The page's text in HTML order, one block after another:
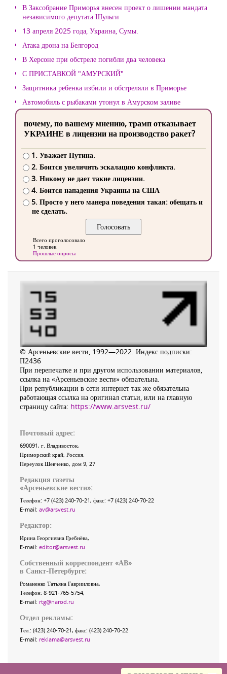
В Заксобрание Приморья внесен проект о лишении мандата
независимого депутата Шульги
13 апреля 2025 года, Украина, Сумы.
Атака дрона на Белгород
В Херсоне при обстреле погибли два человека
С ПРИСТАВКОЙ "АМУРСКИЙ"
Защитника ребенка избили и обстреляли в Приморье
Автомобиль с рыбаками утонул в Амурском заливе
почему, по вашему мнению, трамп отказывает
УКРАИНЕ в лицензии на производство ракет?
1. Уважает Путина.
2. Боится увеличить эскалацию конфликта.
3. Никому не дает такие лицензии.
4. Боится нападения Украины на США
5. Просто у него манера поведения такая: обещать и
не сделать.
Всего проголосовало
1 человек
Прошлые опросы
© Арсеньевские вести, 1992—2022. Индекс подписки:
П2436
При перепечатке и при другом использовании материалов,
ссылка на «Арсеньевские вести» обязательна.
При републикации в сети интернет так же обязательна
работающая ссылка на оригинал статьи, или на главную
страницу сайта: https://www.arsvest.ru/
Почтовый адрес:
690091, г. Владивосток,
Приморский край, Россия
Переулок Шевченко, дом 9, 27
Редакция газеты
«Арсеньевские вести»:
Телефон: +7 (423) 240-70-21, факс: +7 (423) 240-70-22
E-mail: av@arsvest.ru
Редактор:
Ирина Георгиевна Гребнёва,
E-mail: editor@arsvest.ru
Собственный корреспондент «АВ»
в Санкт-Петербурге:
Романенко Татьяна Гаврииловна,
Телефон: 8-921-765-5754,
E-mail: rtg@narod.ru
Отдел рекламы:
Тел.: (423) 240-70-21, факс: (423) 240-70-22
E-mail: reklama@arsvest.ru